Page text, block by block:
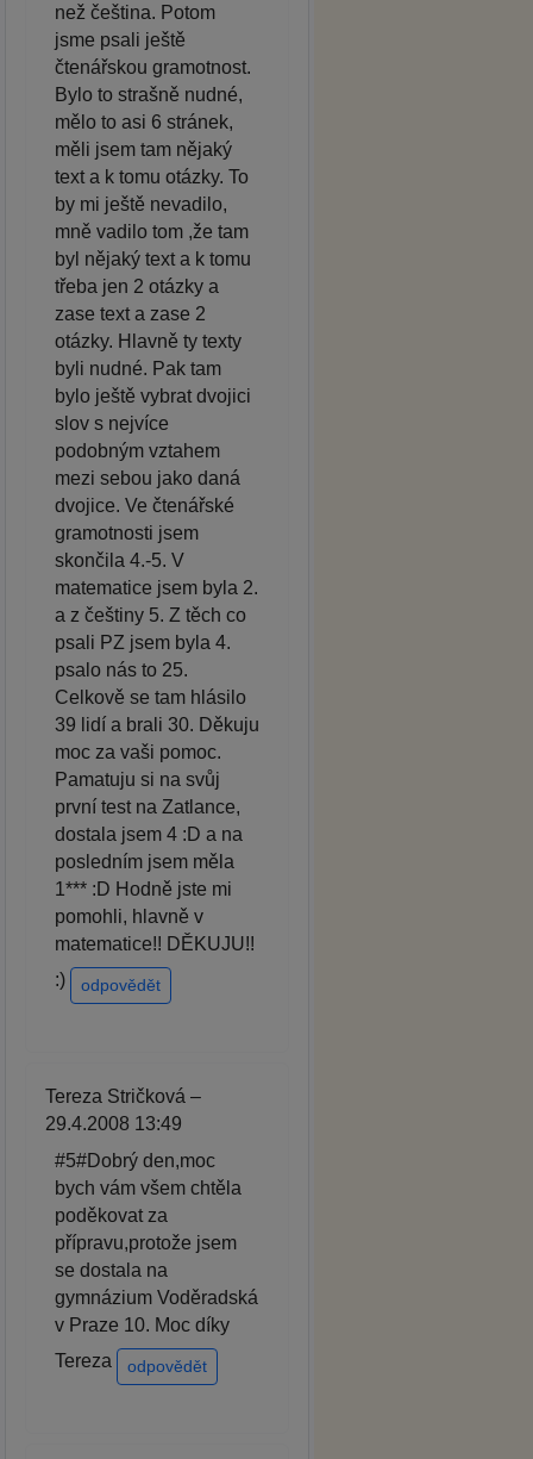
než čeština. Potom
jsme psali ještě
čtenářskou gramotnost.
Bylo to strašně nudné,
mělo to asi 6 stránek,
měli jsem tam nějaký
text a k tomu otázky. To
by mi ještě nevadilo,
mně vadilo tom ,že tam
byl nějaký text a k tomu
třeba jen 2 otázky a
zase text a zase 2
otázky. Hlavně ty texty
byli nudné. Pak tam
bylo ještě vybrat dvojici
slov s nejvíce
podobným vztahem
mezi sebou jako daná
dvojice. Ve čtenářské
gramotnosti jsem
skončila 4.-5. V
matematice jsem byla 2.
a z češtiny 5. Z těch co
psali PZ jsem byla 4.
psalo nás to 25.
Celkově se tam hlásilo
39 lidí a brali 30. Děkuju
moc za vaši pomoc.
Pamatuju si na svůj
první test na Zatlance,
dostala jsem 4 :D a na
posledním jsem měla
1*** :D Hodně jste mi
pomohli, hlavně v
matematice!! DĚKUJU!!
:)
odpovědět
Tereza Stričková –
29.4.2008 13:49
#5#Dobrý den,moc
bych vám všem chtěla
poděkovat za
přípravu,protože jsem
se dostala na
gymnázium Voděradská
v Praze 10. Moc díky
Tereza
odpovědět